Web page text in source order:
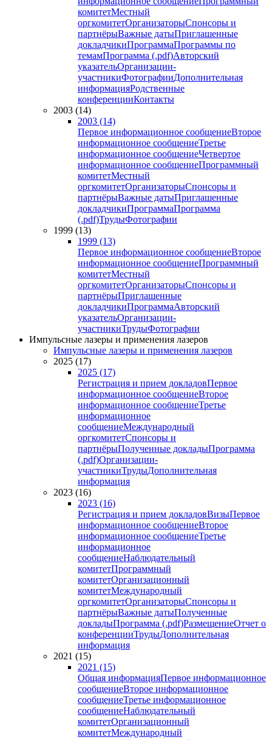
комитетМестный
оргкомитетОрганизаторыСпонсоры и
партнёрыВажные датыПриглашенные
докладчикиПрограммаПрограммы по
темамПрограмма (.pdf)Авторский
указательОрганизации-
участникиФотографииДополнительная
информацияРодственные
конференцииКонтакты
2003 (14)
2003 (14)
Первое информационное сообщениеВторое
информационное сообщениеТретье
информационное сообщениеЧетвертое
информационное сообщениеПрограммный
комитетМестный
оргкомитетОрганизаторыСпонсоры и
партнёрыВажные датыПриглашенные
докладчикиПрограммаПрограмма
(.pdf)ТрудыФотографии
1999 (13)
1999 (13)
Первое информационное сообщениеВторое
информационное сообщениеПрограммный
комитетМестный
оргкомитетОрганизаторыСпонсоры и
партнёрыПриглашенные
докладчикиПрограммаАвторский
указательОрганизации-
участникиТрудыФотографии
Импульсные лазеры и применения лазеров
Импульсные лазеры и применения лазеров
2025 (17)
2025 (17)
Регистрация и прием докладовПервое
информационное сообщениеВторое
информационное сообщениеТретье
информационное
сообщениеМеждународный
оргкомитетСпонсоры и
партнёрыПолученные докладыПрограмма
(.pdf)Организации-
участникиТрудыДополнительная
информация
2023 (16)
2023 (16)
Регистрация и прием докладовВизыПервое
информационное сообщениеВторое
информационное сообщениеТретье
информационное
сообщениеНаблюдательный
комитетПрограммный
комитетОрганизационный
комитетМеждународный
оргкомитетОрганизаторыСпонсоры и
партнёрыВажные датыПолученные
докладыПрограмма (.pdf)РазмещениеОтчет о
конференцииТрудыДополнительная
информация
2021 (15)
2021 (15)
Общая информацияПервое информационное
сообщениеВторое информационное
сообщениеТретье информационное
сообщениеНаблюдательный
комитетОрганизационный
комитетМеждународный